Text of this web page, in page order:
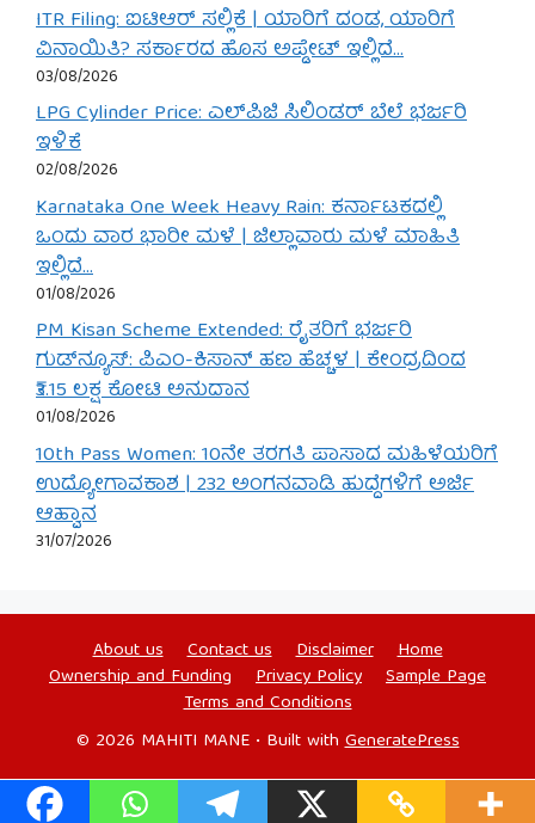
ITR Filing: ಐಟಿಆರ್ ಸಲ್ಲಿಕೆ | ಯಾರಿಗೆ ದಂಡ, ಯಾರಿಗೆ
ವಿನಾಯಿತಿ? ಸರ್ಕಾರದ ಹೊಸ ಅಪ್ಡೇಟ್ ಇಲ್ಲಿದೆ…
03/08/2026
LPG Cylinder Price: ಎಲ್‌ಪಿಜಿ ಸಿಲಿಂಡರ್ ಬೆಲೆ ಭರ್ಜರಿ
ಇಳಿಕೆ
02/08/2026
Karnataka One Week Heavy Rain: ಕರ್ನಾಟಕದಲ್ಲಿ
ಒಂದು ವಾರ ಭಾರೀ ಮಳೆ | ಜಿಲ್ಲಾವಾರು ಮಳೆ ಮಾಹಿತಿ
ಇಲ್ಲಿದೆ…
01/08/2026
PM Kisan Scheme Extended: ರೈತರಿಗೆ ಭರ್ಜರಿ
ಗುಡ್‌ನ್ಯೂಸ್: ಪಿಎಂ-ಕಿಸಾನ್ ಹಣ ಹೆಚ್ಚಳ | ಕೇಂದ್ರದಿಂದ
₹3.15 ಲಕ್ಷ ಕೋಟಿ ಅನುದಾನ
01/08/2026
10th Pass Women: 10ನೇ ತರಗತಿ ಪಾಸಾದ ಮಹಿಳೆಯರಿಗೆ
ಉದ್ಯೋಗಾವಕಾಶ | 232 ಅಂಗನವಾಡಿ ಹುದ್ದೆಗಳಿಗೆ ಅರ್ಜಿ
ಆಹ್ವಾನ
31/07/2026
About us Contact us Disclaimer
Home
Ownership and Funding
Privacy Policy
Sample Page
Terms and Conditions
© 2026 MAHITI MANE• Built withGeneratePress